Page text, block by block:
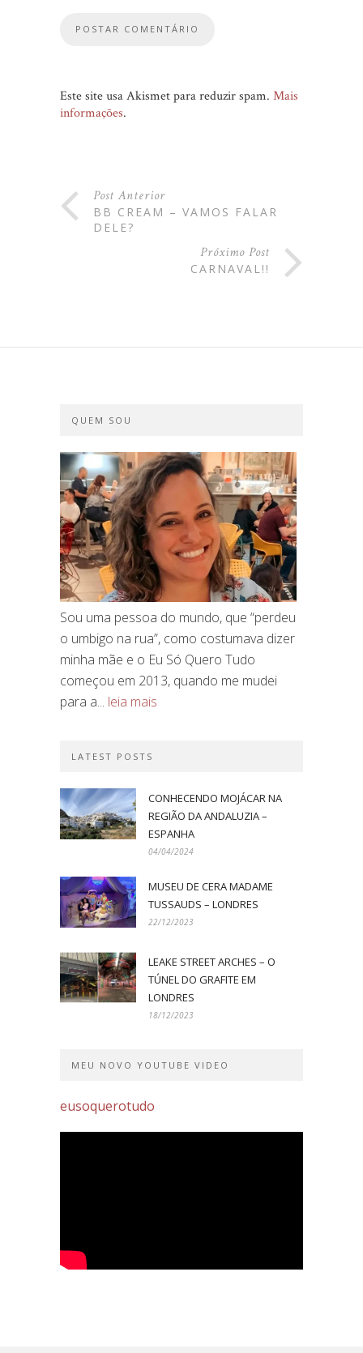
Este site usa Akismet para reduzir spam. Mais
informações.
Post Anterior
BB CREAM – VAMOS FALAR
DELE?
Próximo Post
CARNAVAL!!
QUEM SOU
Sou uma pessoa do mundo, que “perdeu
o umbigo na rua”, como costumava dizer
minha mãe e o Eu Só Quero Tudo
começou em 2013, quando me mudei
para a... leia mais
LATEST POSTS
CONHECENDO MOJÁCAR NA
REGIÃO DA ANDALUZIA –
ESPANHA
04/04/2024
MUSEU DE CERA MADAME
TUSSAUDS – LONDRES
22/12/2023
LEAKE STREET ARCHES – O
TÚNEL DO GRAFITE EM
LONDRES
18/12/2023
MEU NOVO YOUTUBE VIDEO
eusoquerotudo